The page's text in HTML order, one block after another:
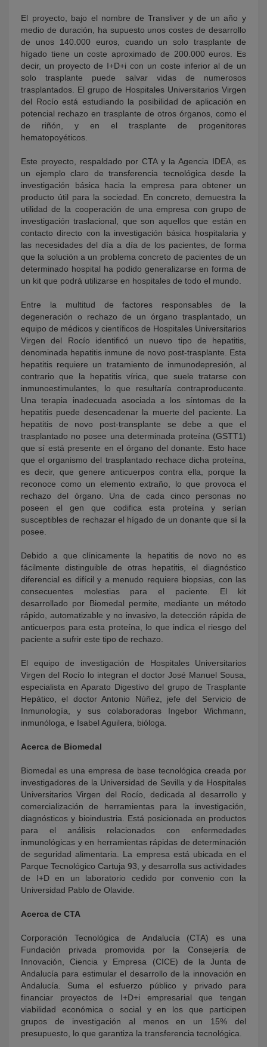
El proyecto, bajo el nombre de Transliver y de un año y
medio de duración, ha supuesto unos costes de desarrollo
de unos 140.000 euros, cuando un solo trasplante de
hígado tiene un coste aproximado de 200.000 euros. Es
decir, un proyecto de I+D+i con un coste inferior al de un
solo trasplante puede salvar vidas de numerosos
trasplantados. El grupo de Hospitales Universitarios Virgen
del Rocío está estudiando la posibilidad de aplicación en
potencial rechazo en trasplante de otros órganos, como el
de riñón, y en el trasplante de progenitores
hematopoyéticos.
Este proyecto, respaldado por CTA y la Agencia IDEA, es
un ejemplo claro de transferencia tecnológica desde la
investigación básica hacia la empresa para obtener un
producto útil para la sociedad. En concreto, demuestra la
utilidad de la cooperación de una empresa con grupo de
investigación traslacional, que son aquellos que están en
contacto directo con la investigación básica hospitalaria y
las necesidades del día a día de los pacientes, de forma
que la solución a un problema concreto de pacientes de un
determinado hospital ha podido generalizarse en forma de
un kit que podrá utilizarse en hospitales de todo el mundo.
Entre la multitud de factores responsables de la
degeneración o rechazo de un órgano trasplantado, un
equipo de médicos y científicos de Hospitales Universitarios
Virgen del Rocío identificó un nuevo tipo de hepatitis,
denominada hepatitis inmune de novo post-trasplante. Esta
hepatitis requiere un tratamiento de inmunodepresión, al
contrario que la hepatitis vírica, que suele tratarse con
inmunoestimulantes, lo que resultaría contraproducente.
Una terapia inadecuada asociada a los síntomas de la
hepatitis puede desencadenar la muerte del paciente. La
hepatitis de novo post-transplante se debe a que el
trasplantado no posee una determinada proteína (GSTT1)
que sí está presente en el órgano del donante. Esto hace
que el organismo del trasplantado rechace dicha proteína,
es decir, que genere anticuerpos contra ella, porque la
reconoce como un elemento extraño, lo que provoca el
rechazo del órgano. Una de cada cinco personas no
poseen el gen que codifica esta proteína y serían
susceptibles de rechazar el hígado de un donante que sí la
posee.
Debido a que clínicamente la hepatitis de novo no es
fácilmente distinguible de otras hepatitis, el diagnóstico
diferencial es difícil y a menudo requiere biopsias, con las
consecuentes molestias para el paciente. El kit
desarrollado por Biomedal permite, mediante un método
rápido, automatizable y no invasivo, la detección rápida de
anticuerpos para esta proteína, lo que indica el riesgo del
paciente a sufrir este tipo de rechazo.
El equipo de investigación de Hospitales Universitarios
Virgen del Rocío lo integran el doctor José Manuel Sousa,
especialista en Aparato Digestivo del grupo de Trasplante
Hepático, el doctor Antonio Núñez, jefe del Servicio de
Inmunología, y sus colaboradoras Ingebor Wichmann,
inmunóloga, e Isabel Aguilera, bióloga.
Acerca de Biomedal
Biomedal es una empresa de base tecnológica creada por
investigadores de la Universidad de Sevilla y de Hospitales
Universitarios Virgen del Rocío, dedicada al desarrollo y
comercialización de herramientas para la investigación,
diagnósticos y bioindustria. Está posicionada en productos
para el análisis relacionados con enfermedades
inmunológicas y en herramientas rápidas de determinación
de seguridad alimentaria. La empresa está ubicada en el
Parque Tecnológico Cartuja 93, y desarrolla sus actividades
de I+D en un laboratorio cedido por convenio con la
Universidad Pablo de Olavide.
Acerca de CTA
Corporación Tecnológica de Andalucía (CTA) es una
Fundación privada promovida por la Consejería de
Innovación, Ciencia y Empresa (CICE) de la Junta de
Andalucía para estimular el desarrollo de la innovación en
Andalucía. Suma el esfuerzo público y privado para
financiar proyectos de I+D+i empresarial que tengan
viabilidad económica o social y en los que participen
grupos de investigación al menos en un 15% del
presupuesto, lo que garantiza la transferencia tecnológica.